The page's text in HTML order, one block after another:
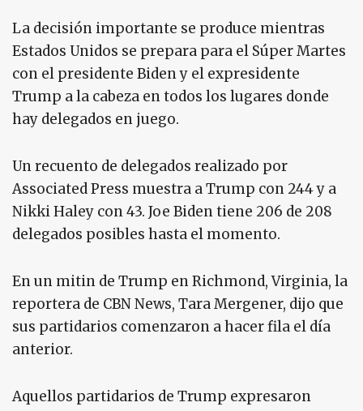
La decisión importante se produce mientras
Estados Unidos se prepara para el Súper Martes
con el presidente Biden y el expresidente
Trump a la cabeza en todos los lugares donde
hay delegados en juego.
Un recuento de delegados realizado por
Associated Press muestra a Trump con 244 y a
Nikki Haley con 43. Joe Biden tiene 206 de 208
delegados posibles hasta el momento.
En un mitin de Trump en Richmond, Virginia, la
reportera de CBN News, Tara Mergener, dijo que
sus partidarios comenzaron a hacer fila el día
anterior.
Aquellos partidarios de Trump expresaron